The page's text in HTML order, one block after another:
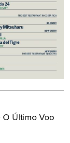
O Último Voo